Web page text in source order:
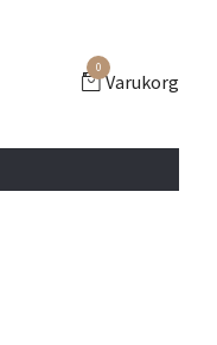
0
Varukorg